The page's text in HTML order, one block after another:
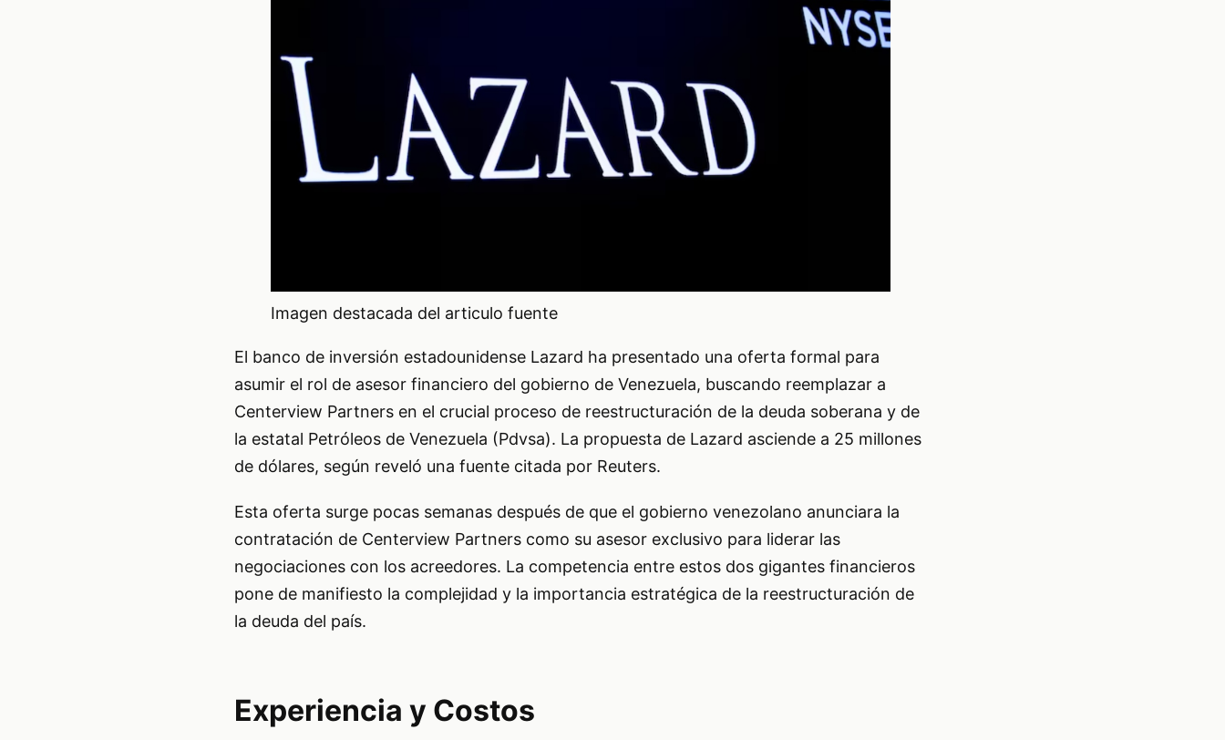
Imagen destacada del articulo fuente
El banco de inversión estadounidense Lazard ha presentado una oferta formal para
asumir el rol de asesor financiero del gobierno de Venezuela, buscando reemplazar a
Centerview Partners en el crucial proceso de reestructuración de la deuda soberana y de
la estatal Petróleos de Venezuela (Pdvsa). La propuesta de Lazard asciende a 25 millones
de dólares, según reveló una fuente citada por Reuters.
Esta oferta surge pocas semanas después de que el gobierno venezolano anunciara la
contratación de Centerview Partners como su asesor exclusivo para liderar las
negociaciones con los acreedores. La competencia entre estos dos gigantes financieros
pone de manifiesto la complejidad y la importancia estratégica de la reestructuración de
la deuda del país.
Experiencia y Costos